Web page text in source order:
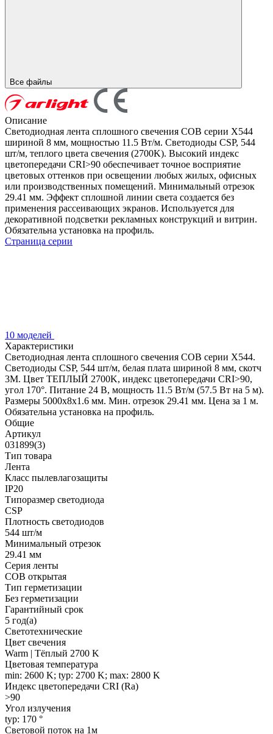
Все файлы
Описание
Светодиодная лента сплошного свечения COB серии X544
шириной 8 мм, мощностью 11.5 Вт/м. Светодиоды CSP, 544
шт/м, теплого цвета свечения (2700K). Высокий индекс
цветопередачи CRI>90 обеспечивает точное восприятие
цветовых оттенков при освещении любых жилых, офисных
или производственных помещений. Минимальный отрезок
29.41 мм. Эффект сплошной линии света создается без
применения рассеивающих экранов. Используется для
декоративной подсветки рекламных конструкций и витрин.
Обязательна установка на профиль.
Страница серии
10 моделей
Характеристики
Светодиодная лента сплошного свечения COB серии X544.
Светодиоды CSP, 544 шт/м, белая плата шириной 8 мм, скотч
3M. Цвет ТЕПЛЫЙ 2700K, индекс цветопередачи CRI>90,
угол 170°. Питание 24 В, мощность 11.5 Вт/м (57.5 Вт на 5 м).
Размеры 5000x8x1.6 мм. Мин. отрезок 29.41 мм. Цена за 1 м.
Обязательна установка на профиль.
Общие
Артикул
031899(3)
Тип товара
Лента
Класс пылевлагозащиты
IP20
Типоразмер светодиода
CSP
Плотность светодиодов
544 шт/м
Минимальный отрезок
29.41 мм
Серия ленты
COB открытая
Тип герметизации
Без герметизации
Гарантийный срок
5 год(а)
Светотехнические
Цвет свечения
Warm | Тёплый 2700 K
Цветовая температура
min: 2600 K; typ: 2700 K; max: 2800 K
Индекс цветопередачи CRI (Ra)
>90
Угол излучения
typ: 170 °
Световой поток на 1м